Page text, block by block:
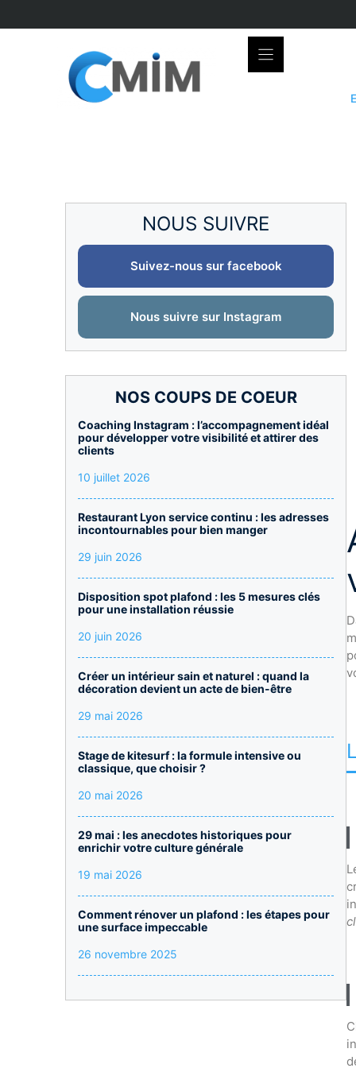
to
NOUS SUIVRE
Suivez-nous sur facebook
Nous suivre sur Instagram
NOS COUPS DE COEUR
Coaching Instagram : l’accompagnement idéal
pour développer votre visibilité et attirer des
clients
10 juillet 2026
Restaurant Lyon service continu : les adresses
incontournables pour bien manger
29 juin 2026
Disposition spot plafond : les 5 mesures clés
pour une installation réussie
20 juin 2026
Créer un intérieur sain et naturel : quand la
décoration devient un acte de bien-être
29 mai 2026
Stage de kitesurf : la formule intensive ou
classique, que choisir ?
20 mai 2026
29 mai : les anecdotes historiques pour
enrichir votre culture générale
19 mai 2026
Comment rénover un plafond : les étapes pour
une surface impeccable
26 novembre 2025